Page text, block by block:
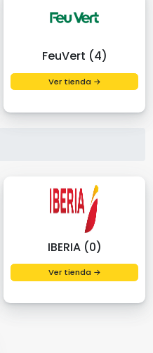
FeuVert (4)
Ver tienda →
IBERIA (0)
Ver tienda →